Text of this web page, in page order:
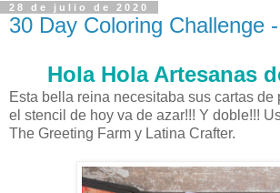
28 de julio de 2020
30 Day Coloring Challenge
Hola Hola Artesanas
Esta bella reina necesitaba sus cartas de
el stencil de hoy va de azar!!! Y doble!!!
The Greeting Farm y Latina Crafter.